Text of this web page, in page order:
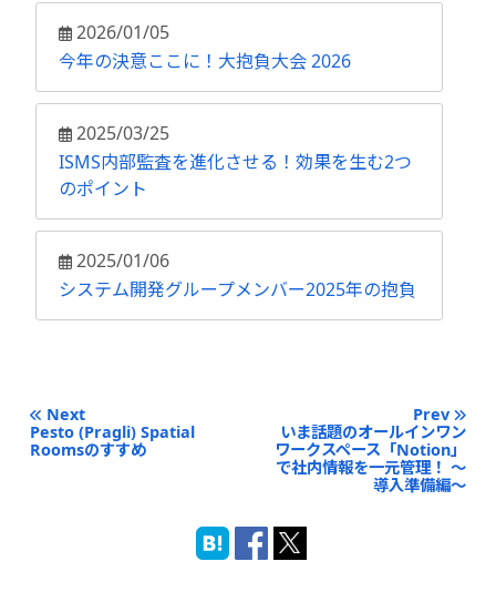
2026/01/05
今年の決意ここに！大抱負大会 2026
2025/03/25
ISMS内部監査を進化させる！効果を生む2つ
のポイント
2025/01/06
システム開発グループメンバー2025年の抱負
Next
Pesto (Pragli) Spatial
Roomsのすすめ
Prev
いま話題のオールインワン
ワークスペース「Notion」
で社内情報を一元管理！ 〜
導入準備編〜